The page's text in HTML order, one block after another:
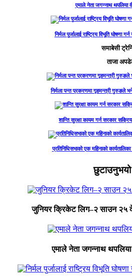
एमाले नेता जगन्नाथ थपलिया
निर्मल पुर्जालाई राष्ट्रिय विभूति घोषणा
समाबेसी
ताजा
निर्मला पन्त प्रकरणमा गृहमन्त्री गुरुङले
शान्ति सुरक्षा कायम गर्न सरकार
प्रतिनिधिसभाको एक महिनाको
जुनियर क्रिकेट लिग–२ साउन २५
एमाले नेता जगन्नाथ थपलिया